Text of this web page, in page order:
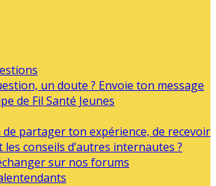
un doute ? Envoie ton message
de Fil Santé Jeunes
de partager ton expérience, de recevoir
les conseils d’autres internautes ?
sur nos forums